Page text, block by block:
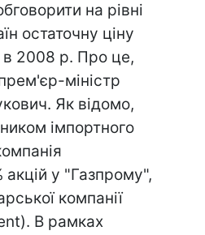
на рівні
остаточну ціну
в 2008 р. Про це,
міністр
Як відомо,
імпортного
у "Газпрому",
компанії
В рамках